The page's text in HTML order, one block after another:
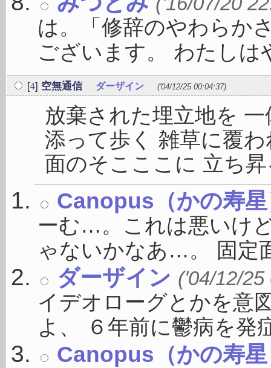
は。「修辞のやわらか
ございます。 わたしは
[4] 空無通信 ダーザイン ('04/12/25 00:04:37)
放棄された埋立地を
添って歩く 雑草に覆
面のそこここに 立ち
Canopus（かの寿
ーむ…。これは悪いけ
ゃないかなあ…。 固定
ダーザイン ('04/12/25
イデオローグとかを意
よ、 ６年前に鬱病を発
Canopus（かの寿